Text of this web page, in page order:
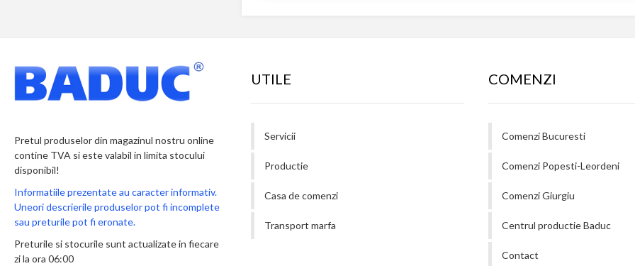
Pretul produselor din magazinul nostru online
contine TVA si este valabil in limita stocului
disponibil!
Informatiile prezentate au caracter informativ.
Uneori descrierile produselor pot fi incomplete
sau preturile pot fi eronate.
Preturile si stocurile sunt actualizate in fiecare
zi la ora 06:00
UTILE
Servicii
Productie
Casa de comenzi
Transport marfa
COMENZI
Comenzi Bucuresti
Comenzi Popesti-Leordeni
Comenzi Giurgiu
Centrul productie Baduc
Contact